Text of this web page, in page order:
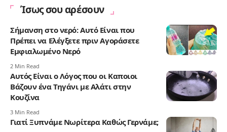
Ίσως σου αρέσουν
Σήμανση στο νερό: Αυτό Είναι που
Πρέπει να Ελέγξετε πριν Αγοράσετε
Εμφιαλωμένο Νερό
2 Min Read
Αυτός Είναι ο Λόγος που οι Καποιοι
Βάζουν ένα Τηγάνι με Αλάτι στην
Κουζίνα
3 Min Read
Γιατί Ξυπνάμε Νωρίτερα Καθώς Γερνάμε;